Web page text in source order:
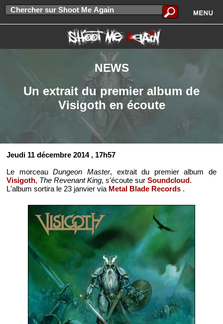
NEWS
Un extrait du premier album de
Visigoth en écoute
Jeudi 11 décembre 2014 , 17h57
Le morceauDungeon Master, extrait du premier album de
Visigoth, The Revenant King, s'écoute surSoundcloud.
L'album sortira le 23 janvier via Metal Blade Records .